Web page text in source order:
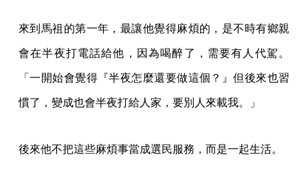
來到馬祖的第一年，最讓他覺得麻煩的，是不時有鄉親
會在半夜打電話給他，因為喝醉了，需要有人代駕。
「一開始會覺得『半夜怎麼還要做這個？』但後來也習
慣了，變成也會半夜打給人家，要別人來載我。」
後來他不把這些麻煩事當成選民服務，而是一起生活。